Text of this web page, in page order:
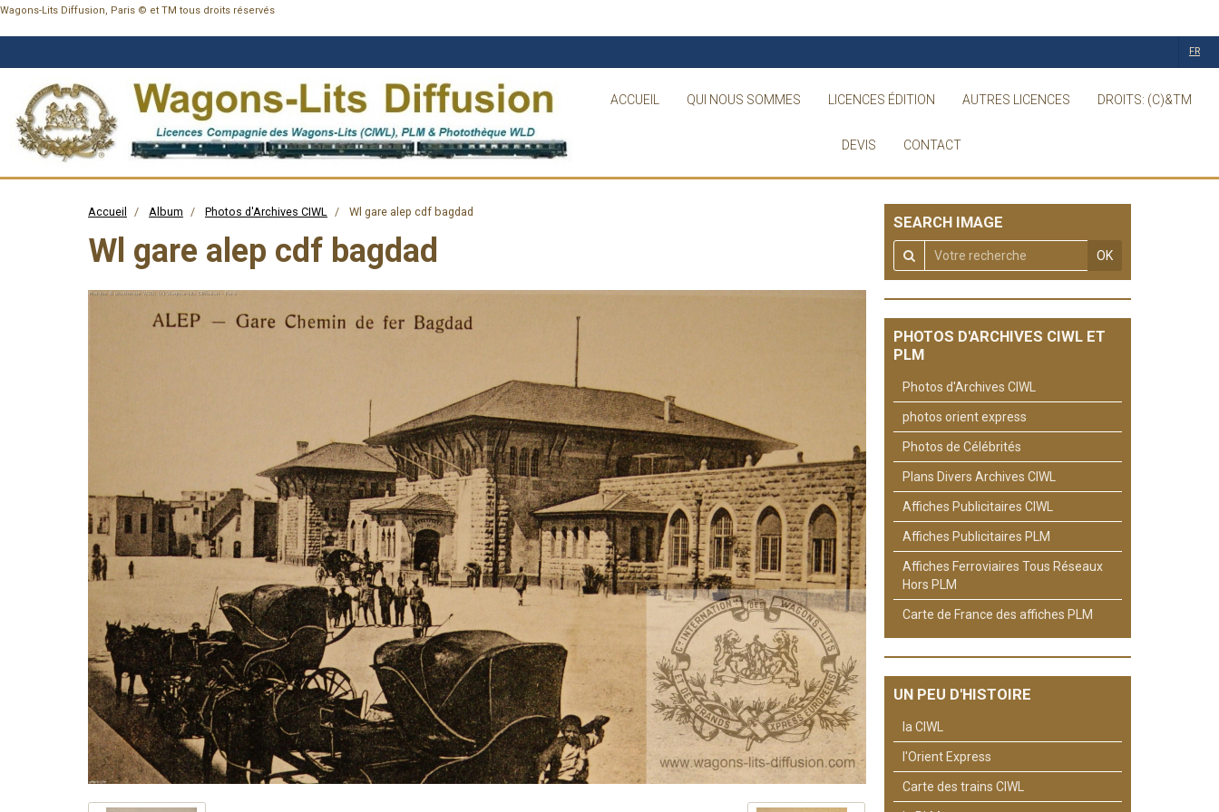
Wagons-Lits Diffusion, Paris © et TM tous droits réservés
ACCUEIL QUI NOUS SOMMES LICENCES ÉDITION AUTRES LICENCES DROITS: (C)&TM
DEVIS CONTACT
FR
Accueil Album Photos d'Archives CIWL Wl gare alep cdf bagdad
Wl gare alep cdf bagdad
SEARCH IMAGE
OK
PHOTOS D'ARCHIVES CIWL ET
PLM
Photos d'Archives CIWL
photos orient express
Photos de Célébrités
Plans Divers Archives CIWL
Affiches Publicitaires CIWL
Affiches Publicitaires PLM
Affiches Ferroviaires Tous Réseaux
Hors PLM
Carte de France des affiches PLM
UN PEU D'HISTOIRE
la CIWL
l'Orient Express
Carte des trains CIWL